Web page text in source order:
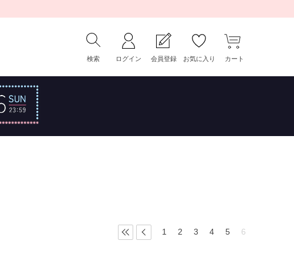
検索 ログイン 会員登録 お気に入り カート
1 2 3 4 5 6